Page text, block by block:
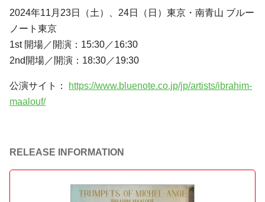
2024年11月23日（土）、24日（日）東京・南青山 ブルー
ノート東京
1st 開場／開演：15:30／16:30
2nd開場／開演：18:30／19:30
公演サイト：
https://www.bluenote.co.jp/jp/artists/ibrahim-
maalouf/
RELEASE INFORMATION